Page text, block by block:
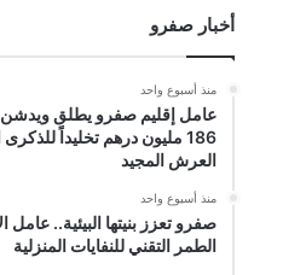
أخبار صفرو
منذ أسبوع واحد
عامل إقليم صفرو يطلق ويدشن
186 مليون درهم تخليداً
العرش المجيد
منذ أسبوع واحد
صفرو تعزز بنيتها البيئية..
الطمر التقني للنفايات المنزلية